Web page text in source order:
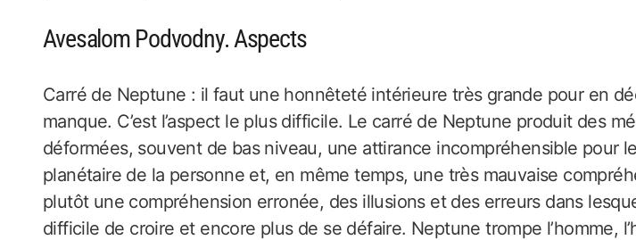
Avesalom Podvodny. Aspects
Carré de Neptune : il faut une honnêteté intérieure très grande pour en
manque. C’est l’aspect le plus difficile. Le carré de Neptune produit des
déformées, souvent de bas niveau, une attirance incompréhensible pour
planétaire de la personne et, en même temps, une très mauvaise
plutôt une compréhension erronée, des illusions et des erreurs dans
difficile de croire et encore plus de se défaire. Neptune trompe l’homme,